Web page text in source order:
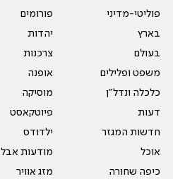
פוליטי-מדיני
בארץ
בעולם
משפט ופלילים
כלכלה ונדל"ן
דעות
חדשות המגזר
אוכל
כיפה שחורה
פורומים
יהדות
צרכנות
אופנה
מוסיקה
פיוטקאסט
ילדודס
מודעות אבל
מזג אוויר